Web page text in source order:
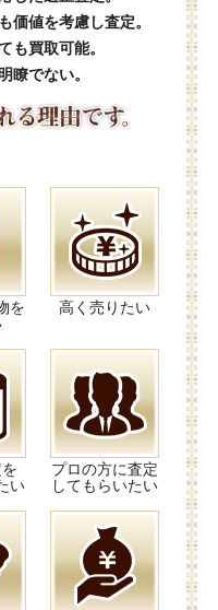
価値を考慮し査定。
も買取可能。
瞭でない。
を
高く売りたい
い
プロの方に査定
してもらいたい